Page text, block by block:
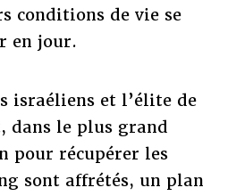
conditions de vie se
en jour.
israéliens et l’élite de
dans le plus grand
pour récupérer les
sont affrétés, un plan